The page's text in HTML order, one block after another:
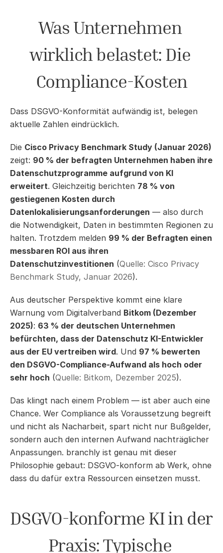
Was Unternehmen
wirklich belastet: Die
Compliance-Kosten
Dass DSGVO-Konformität aufwändig ist, belegen
aktuelle Zahlen eindrücklich.
Die Cisco Privacy Benchmark Study (Januar 2026)
zeigt: 90 % der befragten Unternehmen haben ihre
Datenschutzprogramme aufgrund von KI
erweitert. Gleichzeitig berichten 78 % von
gestiegenen Kosten durch
Datenlokalisierungsanforderungen — also durch
die Notwendigkeit, Daten in bestimmten Regionen zu
halten. Trotzdem melden 99 % der Befragten einen
messbaren ROI aus ihren
Datenschutzinvestitionen (Quelle: Cisco Privacy
Benchmark Study, Januar 2026).
Aus deutscher Perspektive kommt eine klare
Warnung vom Digitalverband Bitkom (Dezember
2025): 63 % der deutschen Unternehmen
befürchten, dass der Datenschutz KI-Entwickler
aus der EU vertreiben wird. Und 97 % bewerten
den DSGVO-Compliance-Aufwand als hoch oder
sehr hoch (Quelle: Bitkom, Dezember 2025).
Das klingt nach einem Problem — ist aber auch eine
Chance. Wer Compliance als Voraussetzung begreift
und nicht als Nacharbeit, spart nicht nur Bußgelder,
sondern auch den internen Aufwand nachträglicher
Anpassungen. branchly ist genau mit dieser
Philosophie gebaut: DSGVO-konform ab Werk, ohne
dass du dafür extra Ressourcen einsetzen musst.
DSGVO-konforme KI in der
Praxis: Typische